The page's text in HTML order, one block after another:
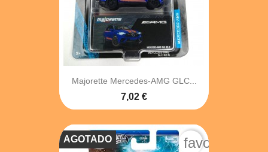
Majorette Mercedes-AMG GLC...
7,02 €
AGOTADO